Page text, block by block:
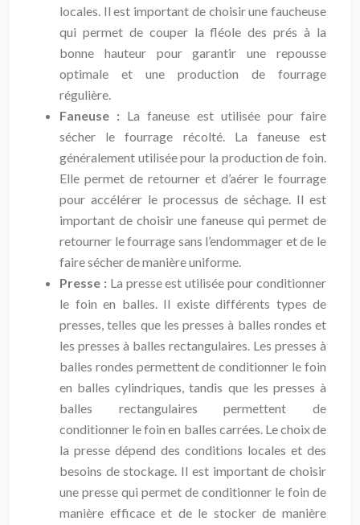
locales. Il est important de choisir une faucheuse
qui permet de couper la fléole des prés à la
bonne hauteur pour garantir une repousse
optimale et une production de fourrage
régulière.
Faneuse : La faneuse est utilisée pour faire
sécher le fourrage récolté. La faneuse est
généralement utilisée pour la production de foin.
Elle permet de retourner et d’aérer le fourrage
pour accélérer le processus de séchage. Il est
important de choisir une faneuse qui permet de
retourner le fourrage sans l’endommager et de le
faire sécher de manière uniforme.
Presse : La presse est utilisée pour conditionner
le foin en balles. Il existe différents types de
presses, telles que les presses à balles rondes et
les presses à balles rectangulaires. Les presses à
balles rondes permettent de conditionner le foin
en balles cylindriques, tandis que les presses à
balles rectangulaires permettent de
conditionner le foin en balles carrées. Le choix de
la presse dépend des conditions locales et des
besoins de stockage. Il est important de choisir
une presse qui permet de conditionner le foin de
manière efficace et de le stocker de manière